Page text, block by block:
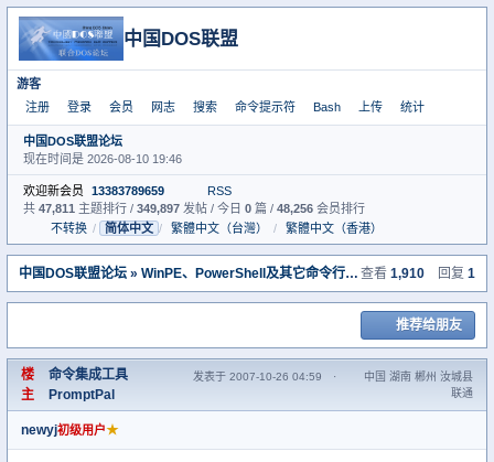
中国DOS联盟
游客
注册
登录 会员 网志 搜索 命令提示符 Bash 上传 统计
中国DOS联盟论坛
现在时间是 2026-08-10 19:46
欢迎新会员 13383789659
RSS
共 47,811 主题排行 / 349,897 发帖 / 今日 0 篇 / 48,256 会员排行
不转换 / 简体中文 / 繁體中文（台灣） / 繁體中文（香港）
中国DOS联盟论坛 » WinPE、PowerShell及其它命令行系统专区 » 命令集成工
查看 1,910 回复 1
推荐给朋友
楼
主
命令集成工具
PromptPal
发表于 2007-10-26 04:59 ·
中国 湖南 郴州 汝城县
联通
newyj初级用户★